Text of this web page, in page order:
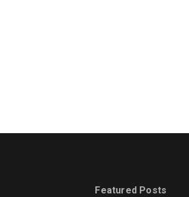
Featured Posts